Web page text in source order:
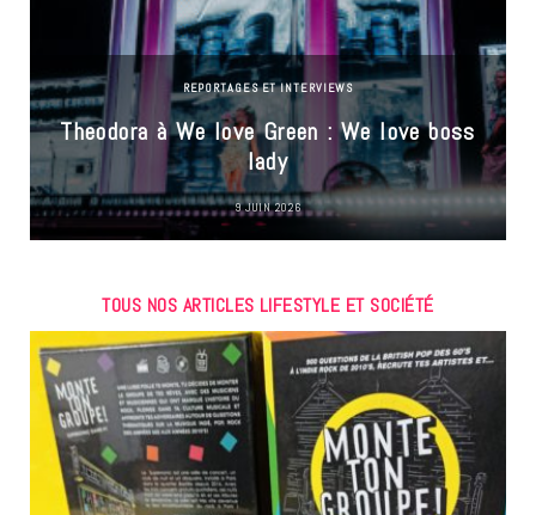
REPORTAGES ET INTERVIEWS
Theodora à We love Green : We love boss
lady
9 JUIN 2026
TOUS NOS ARTICLES LIFESTYLE ET SOCIÉTÉ